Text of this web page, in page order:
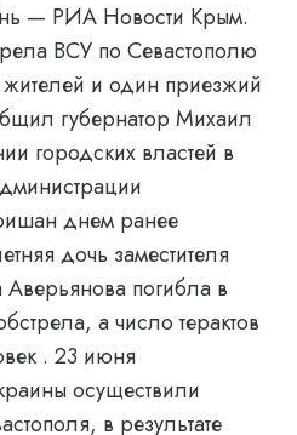
— РИА Новости Крым.
ВСУ по Севастополю
жителей и один приезжий
губернатор Михаил
городских властей в
днем ​​ранее
дочь заместителя
погибла в
а число терактов
. 23 июня
осуществили
в результате